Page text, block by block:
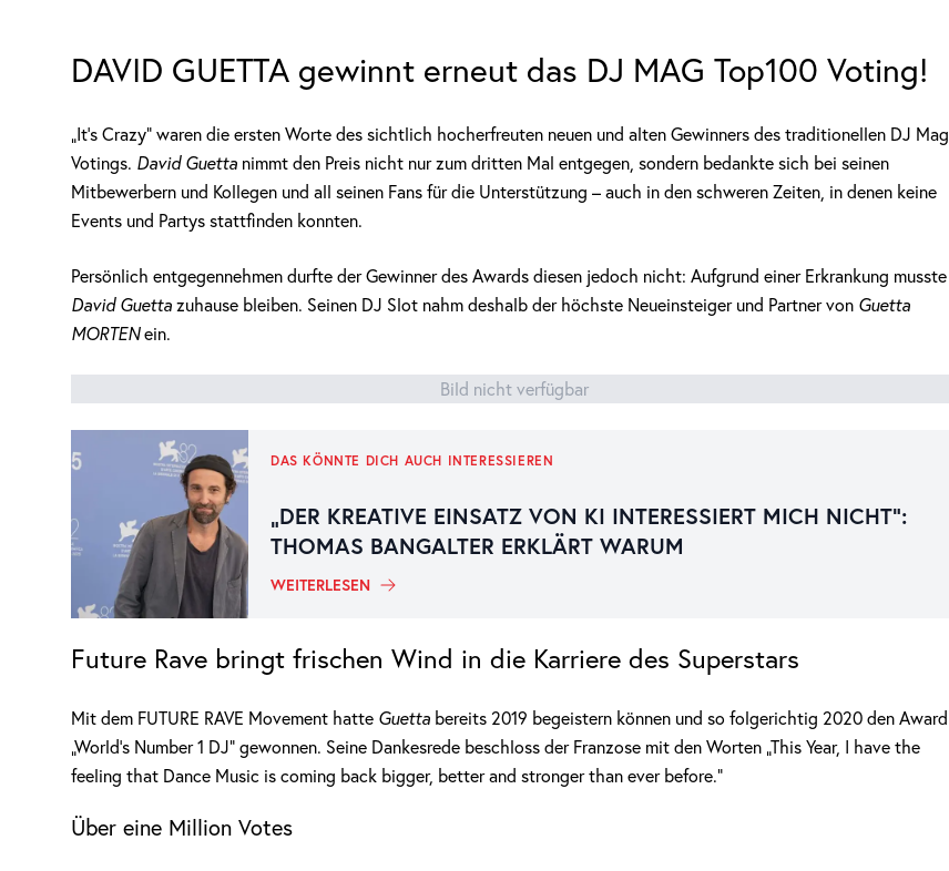
DAVID GUETTA gewinnt erneut das DJ MAG Top100 Voting!
„It’s Crazy“ waren die ersten Worte des sichtlich hocherfreuten neuen und alten Gewinners des traditionellen DJ Mag
Votings. David Guetta nimmt den Preis nicht nur zum dritten Mal entgegen, sondern bedankte sich bei seinen
Mitbewerbern und Kollegen und all seinen Fans für die Unterstützung – auch in den schweren Zeiten, in denen keine
Events und Partys stattfinden konnten.
Persönlich entgegennehmen durfte der Gewinner des Awards diesen jedoch nicht: Aufgrund einer Erkrankung musste
David Guetta zuhause bleiben. Seinen DJ Slot nahm deshalb der höchste Neueinsteiger und Partner von Guetta
MORTENein.
Bild nicht verfügbar
DAS KÖNNTE DICH AUCH INTERESSIEREN
„DER KREATIVE EINSATZ VON KI INTERESSIERT MICH NICHT“:
THOMAS BANGALTER ERKLÄRT WARUM
WEITERLESEN
Future Rave bringt frischen Wind in die Karriere des Superstars
Mit dem FUTURE RAVE Movement hatte Guetta bereits 2019 begeistern können und so folgerichtig 2020 den Award
„World’s Number 1 DJ“ gewonnen. Seine Dankesrede beschloss der Franzose mit den Worten „This Year, I have the
feeling that Dance Music is coming back bigger, better and stronger than ever before.“
Über eine Million Votes